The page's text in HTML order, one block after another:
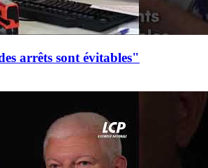
arrêts sont évitables"